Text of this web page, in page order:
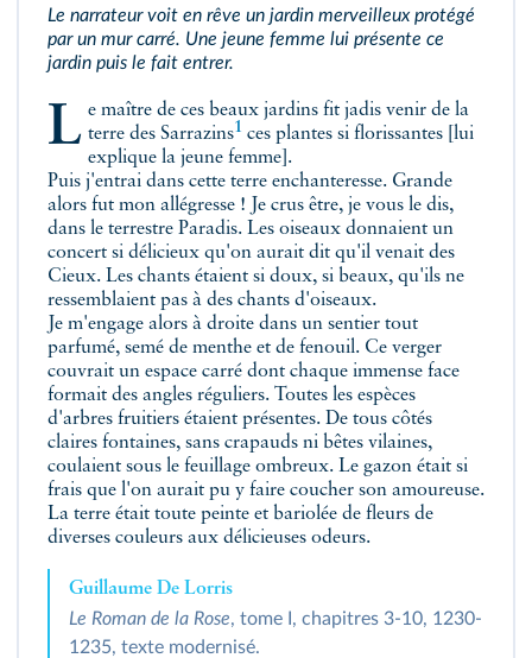
Le narrateur voit en rêve un jardin merveilleux protégé
par un mur carré. Une jeune femme lui présente ce
jardin puis le fait entrer.
Le maître de ces beaux jardins fit jadis venir de la terre des Sarrazins1 ces plantes si florissantes [lui
explique la jeune femme].
Puis j'entrai dans cette terre enchanteresse. Grande
alors fut mon allégresse ! Je crus être, je vous le dis,
dans le terrestre Paradis. Les oiseaux donnaient un
concert si délicieux qu'on aurait dit qu'il venait des
Cieux. Les chants étaient si doux, si beaux, qu'ils ne
ressemblaient pas à des chants d'oiseaux.
Je m'engage alors à droite dans un sentier tout
parfumé, semé de menthe et de fenouil. Ce verger
couvrait un espace carré dont chaque immense face
formait des angles réguliers. Toutes les espèces
d'arbres fruitiers étaient présentes. De tous côtés
claires fontaines, sans crapauds ni bêtes vilaines,
coulaient sous le feuillage ombreux. Le gazon était si
frais que l'on aurait pu y faire coucher son amoureuse.
La terre était toute peinte et bariolée de fleurs de
diverses couleurs aux délicieuses odeurs.
Guillaume De Lorris
Le Roman de la Rose, tome I, chapitres 3-10, 1230-
1235, texte modernisé.